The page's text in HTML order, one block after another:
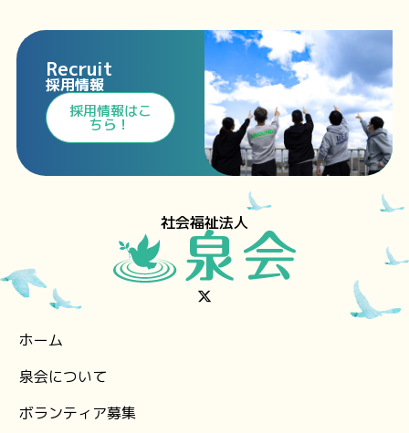
Recruit
採用情報
⁩採用情報⁩はこ
ちら！
社会福祉法人
ホーム
泉会について
ボランティア募集